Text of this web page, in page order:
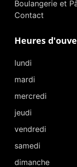
Boulangerie et
Contact
Heures
lundi
mardi
mercredi
jeudi
vendredi
samedi
dimanche